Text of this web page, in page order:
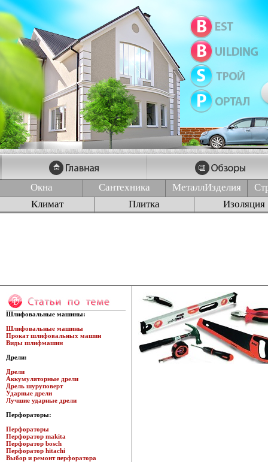
Окна Сантехника МеталлИзделия
Климат
Плитка Изоляция
Шлифовальные машины:
Шлифовальные машины
Прокат шлифовальных машин
Виды шлифмашин
Дрели:
Дрели
Аккумуляторные дрели
Дрель шуруповерт
Ударные дрели
Лучшие ударные дрели
Перфораторы:
Перфораторы
Перфоратор makita
Перфоратор bosch
Перфоратор hitachi
Выбор и ремонт перфоратора